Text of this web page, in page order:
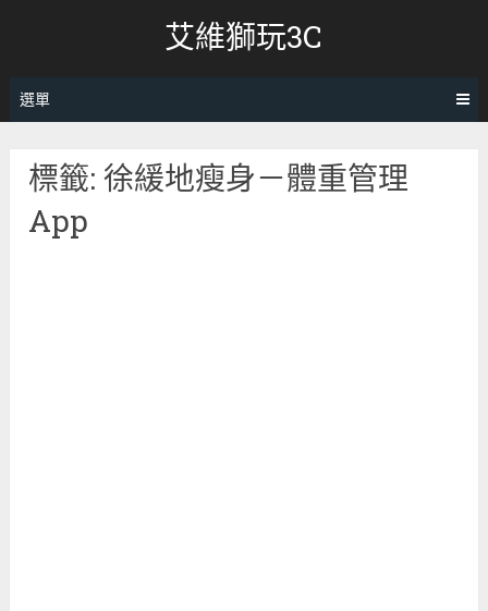
艾維獅玩3C
選單
標籤:徐緩地瘦身－體重管理
App